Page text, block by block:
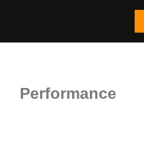
Performance